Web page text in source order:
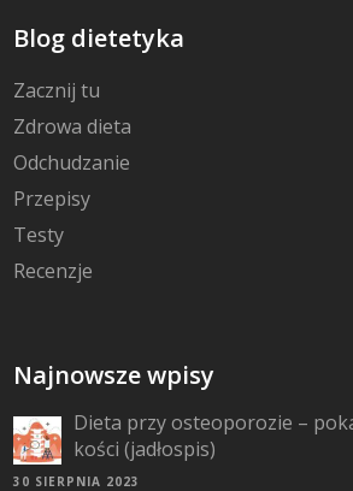
Blog dietetyka
Zacznij tu
Zdrowa dieta
Odchudzanie
Przepisy
Testy
Recenzje
Najnowsze wpisy
Dieta przy osteoporozie –
kości (jadłospis)
30 SIERPNIA 2023